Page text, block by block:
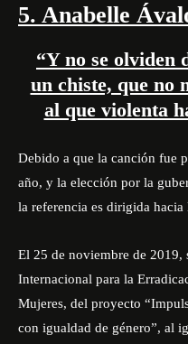
5. Anabelle
“Y no se olviden
un chiste, que no
al que violenta
Debido a que la canción fue
año, y la elección por la
la referencia es dirigida
El 25 de noviembre de 2019,
Internacional para la
Mujeres, del proyecto
con igualdad de género”, al